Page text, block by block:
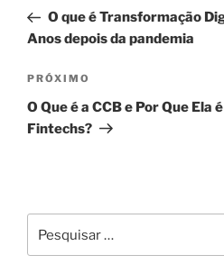
Post
anterior
O que é Transformação
Anos depois da pandemia
Próximo
post
PRÓXIMO
O Que é a CCB e Por Que Ela
Fintechs?
por: